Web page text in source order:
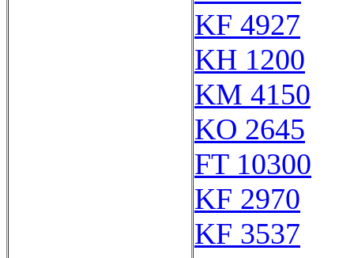
KF 4927
KH 1200
KM 4150
KO 2645
FT 10300
KF 2970
KF 3537